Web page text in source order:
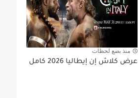
منذ بضع لحظات
عرض كلاش إن إيطاليا 2026 كامل